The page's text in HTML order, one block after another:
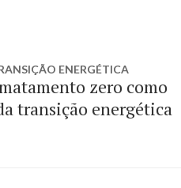
ENERGÉTICA
zero como
transição energética